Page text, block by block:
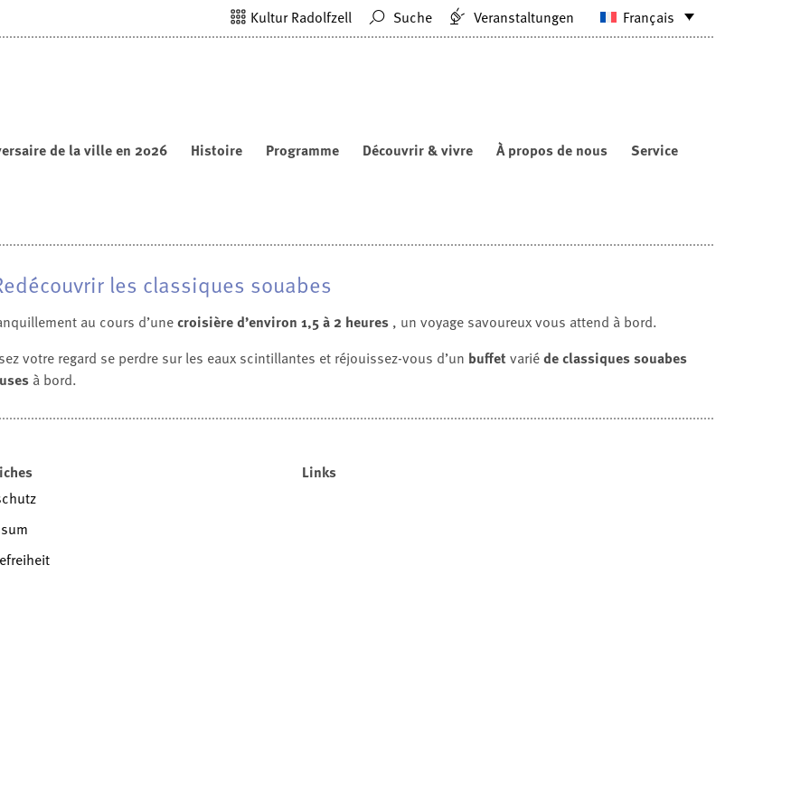
Français
Kultur Radolfzell Suche Veranstaltungen
de la ville en 2026 Histoire Programme Découvrir & vivre À propos de nous Service
les classiques souabes
au cours d’unecroisière d’environ 1,5 à 2 heures , un voyage savoureux vous attend à bord.
votre regard se perdre sur les eaux scintillantes et réjouissez-vous d’un buffetvariéde classiques souabes
à bord.
Links